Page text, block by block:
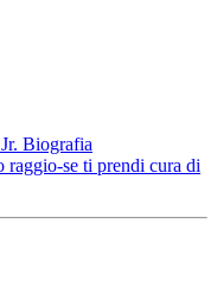
Biografia
raggio-se ti prendi cura di